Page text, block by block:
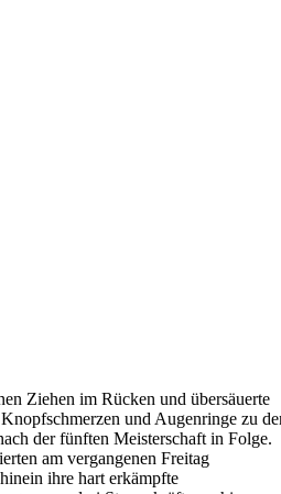
Ziehen im Rücken und übersäuerte
und Augenringe zu
der fünften Meisterschaft in Folge.
am vergangenen Freitag
ihre hart erkämpfte